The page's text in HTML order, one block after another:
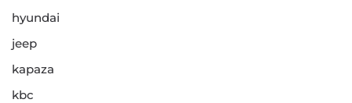
hyundai
jeep
kapaza
kbc